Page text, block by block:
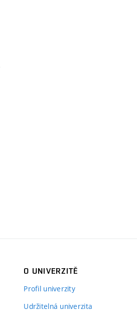
O UNIVERZITĚ
Profil univerzity
Udržitelná univerzita